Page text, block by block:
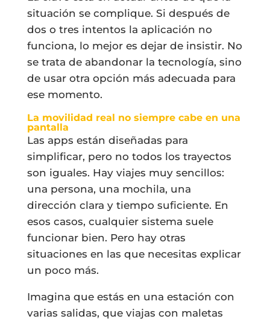
situación se complique. Si después de
dos o tres intentos la aplicación no
funciona, lo mejor es dejar de insistir. No
se trata de abandonar la tecnología, sino
de usar otra opción más adecuada para
ese momento.
La movilidad real no siempre cabe en una
pantalla
Las apps están diseñadas para
simplificar, pero no todos los trayectos
son iguales. Hay viajes muy sencillos:
una persona, una mochila, una
dirección clara y tiempo suficiente. En
esos casos, cualquier sistema suele
funcionar bien. Pero hay otras
situaciones en las que necesitas explicar
un poco más.
Imagina que estás en una estación con
varias salidas, que viajas con maletas